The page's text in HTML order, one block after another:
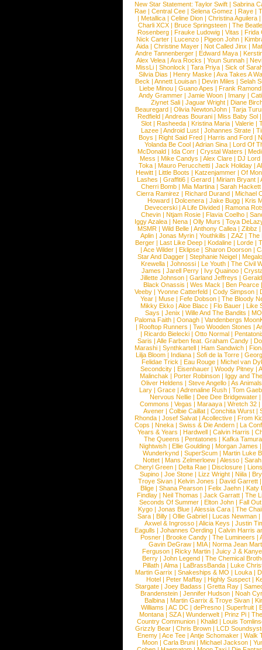
New Star Statement: Taylor Swift | Sabrina
Rae |Central Cee |Selena Gomez |Raye |
| Metallica | Celine Dion | Christina Aguilera |
Charli XCX |Bruce Springsteen |The
Rosenberg | Frauke Ludowig | Vitas | Frida
Nick Carter | Lucenzo | Pigeon John |
Aida |Christine Mayer |Not Called Jinx |
Andre Tannenberger | Edward Maya |
Alex Velea | Ava Rocks | Youn Sunnah |
MissLi | Shonlock | Tara Priya | Sick of
Silvia Dias |Henry Maske |Ava Takes A
Beck |Annett Louisan |Devin Miles |Selah
Liebe Minou |Guano Apes |Frank Ramond
Andy Grammer |Jamie Woon | Imany |
Ziynet Sali |Jaguar Wright |Diane
Beauregard |Olivia NewtonJohn |Tarja
Redfield | Andreas Bourani | Miss Baby Sol
Slot | Rasheeda | Kristina Maria | Valerie |
Lazee | Android Lust | Johannes Strate |
Boys | Right Said Fred | Harris and Ford |
Yolanda Be Cool |Adrian Sina |Lord Of
McDonald | Ida Corr |Crystal Waters |
Mess | Mike Candys | Alex Clare | DJ Lord
Toka | Mauro Perucchetti | Jack Holiday |
Hewitt |Little Boots |Katzenjammer |Of
Lashes |Graffiti6 |Gerard |Miriam Bryant |
Cherri Bomb | Mia Martina | Sarah Hackett
Cierra Ramirez | Richard Durand | Michael
Howard |Dolcenera |Jake Bugg |Kris
Devecerski |A Life Divided |Ramona
Chevin |Ntjam Rosie |Flavia Coelho |
Iggy Azalea | Nena | Olly Murs | Toya
MSMR |Wild Belle |Anthony Callea |Zibbz
Aplin | Jonas Myrin | Youthkills | ZAZ | The
Berger |Last Like Deep |Kodaline |Lorde |
|Ace Wilder |Eklipse |Sharon Doorson |
Star And Dagger | Stephanie Neigel |
Krewella | Johnossi | Le Youth | The Civil
James | Jarell Perry | Ivy Quainoo |
Jillette Johnson | Garland Jeffreys |
Black Onassis | Wes Mack | Ben Pearce
Veeby | Yvonne Catterfeld | Cody Simpson |
Year |Muse |Fefe Dobson |The Bloody
Mikky Ekko | Aloe Blacc | Flo Bauer | Like
Says | Jenix | Wille And The Bandits | MO
Paloma Faith |Oonagh |Vandenbergs
|Rooftop Runners |Two Wooden Stones |
| Ricardo Bielecki | Otto Normal |
Saris | Alle Farben feat. Graham Candy |
Marashi | Synthkartell | Ham Sandwich |
Lilja Bloom | Indiana | Sofi de la Torre |
Felidae Trick | Eau Rouge | Michel van
Secondcity |Eisenhauer |Woody Pitney |
Malinchak |Porter Robinson | Iggy and
Oliver Heldens |Steve Angello |As Animals
Lary | Grace | Adrenaline Rush | Tom
Nervous Nellie | Dee Dee Bridgewater |
Commons |Vegas |Maraaya |Wretch 32 |
Avener | Colbie Caillat | Conchita Wurst |
Rhonda | Josef Salvat | Acollective | From
Cops | Nneka | Swiss & Die Andern | La
Years & Years |Hardwell |Calvin Harris |
The Queens | Pentatones | Kafka Tamura
Nightwish |Ellie Goulding |Morgan James
Wunderkynd | SuperScum | Martin Luke
Nottet |Mans Zelmerloew |Alesso |
Cheryl Green |Delta Rae |Disclosure |
Supino |Joe Stone |Lizz Wright |Niila |
Troye Sivan | Kelvin Jones | David Garrett
Blige | Shana Pearson | Felix Jaehn | Katy
Findlay |Neil Thomas |Jack Garratt |The
Seconds Of Summer |Elton John |Fall
Kygo |Jonas Blue |Alessia Cara |The
Sara |Billy |Ollie Gabriel |Lucas Newman |
Axwel & Ingrosso | Alicia Keys | Justin
Eagulls |Johannes Oerding |Calvin Harris
Posner |Brooke Candy |The Lumineers |
Gavin DeGraw | MIA| Norma Jean
Ferguson | Ricky Martin | Juicy J &
Berry | John Legend | The Chemical
Pillath |Alma |LaBrassBanda |Luke
Martin Garrix | Snakeships & MO | Louka |
Hotel | Peter Maffay | Highly Suspect |
Stargate |Joey Badass |Gretta Ray |
Brandenstein |Jennifer Hudson |Noah
Balbina | Martin Garrix & Troye Sivan |
Williams |AC DC |dePresno |Superfruit |
Montana |SZA|Wunderwelt |Prinz Pi |
Country Communion | Khalid | Louis
Grizzly Bear | Chris Brown | LCD
Enemy | Ace Tee | Antje Schomaker | Walk
Moon |Carla Bruni |Michael Jackson |